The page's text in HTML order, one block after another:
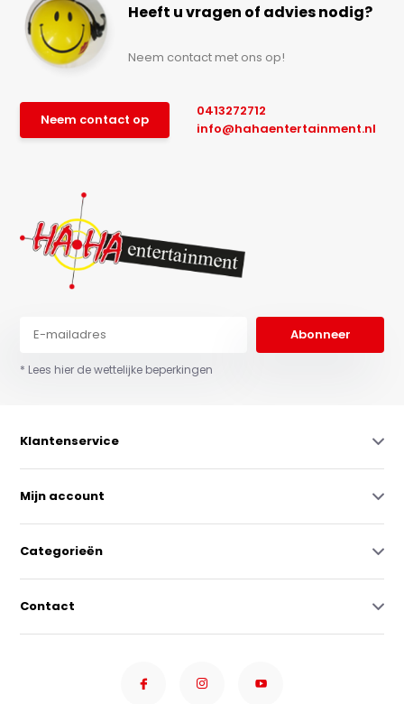
Heeft u vragen of advies nodig?
Neem contact met ons op!
Neem contact op
0413272712
info@hahaentertainment.nl
Abonneer
* Lees hier de wettelijke beperkingen
Klantenservice
Mijn account
Categorieën
Contact